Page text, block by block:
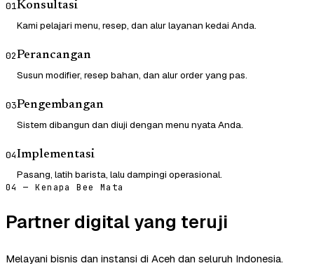
01Konsultasi
Kami pelajari menu, resep, dan alur layanan kedai Anda.
02Perancangan
Susun modifier, resep bahan, dan alur order yang pas.
03Pengembangan
Sistem dibangun dan diuji dengan menu nyata Anda.
04Implementasi
Pasang, latih barista, lalu dampingi operasional.
04 — Kenapa Bee Mata
Partner digital yang teruji
Melayani bisnis dan instansi di Aceh dan seluruh Indonesia.